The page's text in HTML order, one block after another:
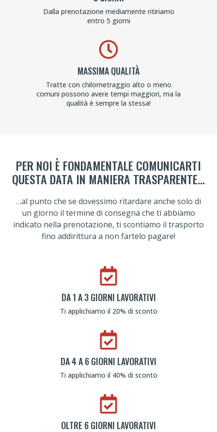
Dalla prenotazione mediamente ritiriamo
entro 5 giorni
MASSIMA QUALITÀ
Tratte con chilometraggio alto o meno
comuni possono avere tempi maggiori, ma la
qualità è sempre la stessa!
PER NOI È FONDAMENTALE COMUNICARTI
QUESTA DATA IN MANIERA TRASPARENTE...
…al punto che se dovessimo ritardare anche solo di
un giorno il termine di consegna che ti abbiamo
indicato nella prenotazione, ti scontiamo il trasporto
fino addirittura a non fartelo pagare!
DA 1 A 3 GIORNI LAVORATIVI
Ti applichiamo il 20% di sconto
DA 4 A 6 GIORNI LAVORATIVI
Ti applichiamo il 40% di sconto
OLTRE 6 GIORNI LAVORATIVI